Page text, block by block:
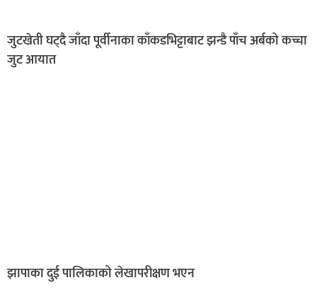
जुटखेती घट्दै जाँदा पूर्वीनाका काँकडभिट्टाबाट झन्डै पाँच अर्बको कच्चा
जुट आयात
झापाका दुई पालिकाको लेखापरीक्षण भएन